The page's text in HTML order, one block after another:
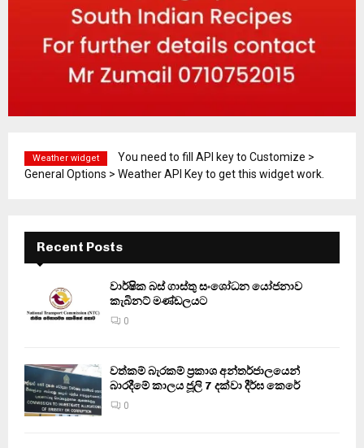
Weather widget
You need to fill API key to Customize >
General Options > Weather API Key to get this widget work.
Recent Posts
වාර්ෂික බස් ගාස්තු සංශෝධන යෝජනාව
කැබිනට් මණ්ඩලයට
0
වත්කම් බැරකම් ප්‍රකාශ අන්තර්ජාලයෙන්
බාරදීමේ කාලය ජූලි 7 දක්වා දීර්ඝ කෙරේ
0